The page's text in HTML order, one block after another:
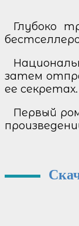
Глубоко
затем
ее секретах.
Первый